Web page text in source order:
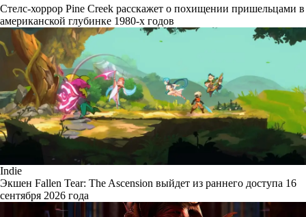
Стелс-хоррор Pine Creek расскажет о похищении пришельцами в
американской глубинке 1980-х годов
Indie
Экшен Fallen Tear: The Ascension выйдет из раннего доступа 16
сентября 2026 года